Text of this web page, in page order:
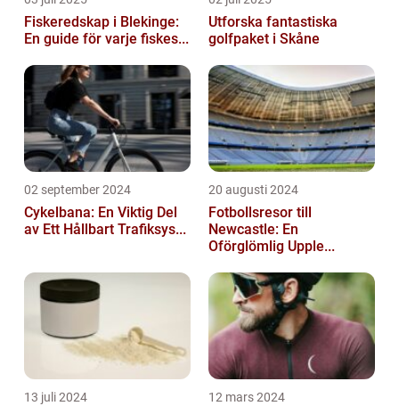
Fiskeredskap i Blekinge:
En guide för varje fiskes...
Utforska fantastiska
golfpaket i Skåne
02 september 2024
Cykelbana: En Viktig Del
av Ett Hållbart Trafiksys...
20 augusti 2024
Fotbollsresor till
Newcastle: En
Oförglömlig Upple...
13 juli 2024 12 mars 2024